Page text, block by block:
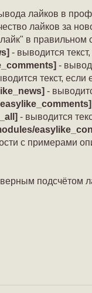
лайков в
лайков за
в правильном
- выводится
-
текст, если
-
- выводится
с примерами
подсчётом